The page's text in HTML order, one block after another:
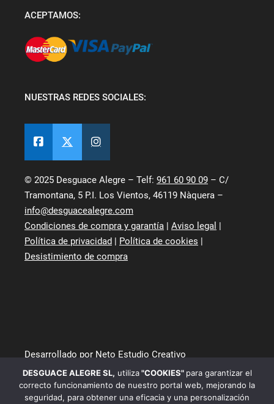
ACEPTAMOS:
NUESTRAS REDES SOCIALES:
© 2025 Desguace Alegre – Telf: 961 60 90 09 – C/
Tramontana, 5 P.I. Los Vientos, 46119 Nàquera –
info@desguacealegre.com
Condiciones de compra y garantía | Aviso legal |
Política de privacidad | Política de cookies |
Desistimiento de compra
Desarrollado por Neto Estudio Creativo
DESGUACE ALEGRE SL, utiliza"COOKIES" para garantizar el
correcto funcionamiento de nuestro portal web, mejorando la
seguridad, para obtener una eficacia y una personalización